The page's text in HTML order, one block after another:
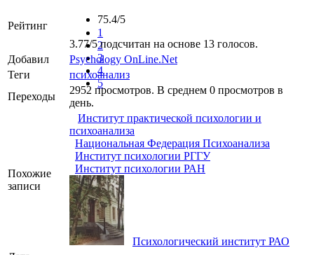
Рейтинг
75.4/5
1
2
3
4
5
3.77/5подсчитан на основе 13 голосов.
Добавил
Psychology OnLine.Net
Теги
психоанализ
Переходы
2952 просмотров. В среднем 0 просмотров в
день.
Похожие
записи
Институт практической психологии и
психоанализа
Национальная Федерация Психоанализа
Институт психологии РГГУ
Институт психологии РАН
Психологический институт РАО